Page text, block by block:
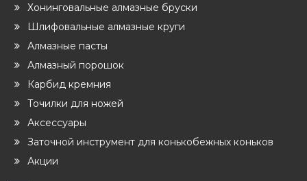
Хонинговальные алмазные бруски
Шлифовальные алмазные круги
Алмазные пасты
Алмазный порошок
Карбид кремния
Точилки для ножей
Аксессуары
Заточной инструмент для конькобежных коньков
Акции